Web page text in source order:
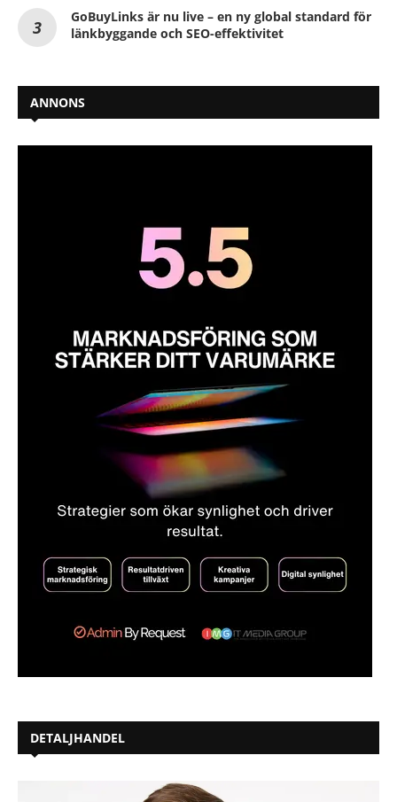
GoBuyLinks är nu live – en ny global standard för
länkbyggande och SEO-effektivitet
ANNONS
DETALJHANDEL